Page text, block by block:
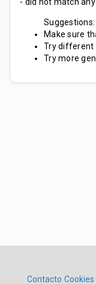
Suggestions:
Make sure
Try different
Try more
Contacto Cookies